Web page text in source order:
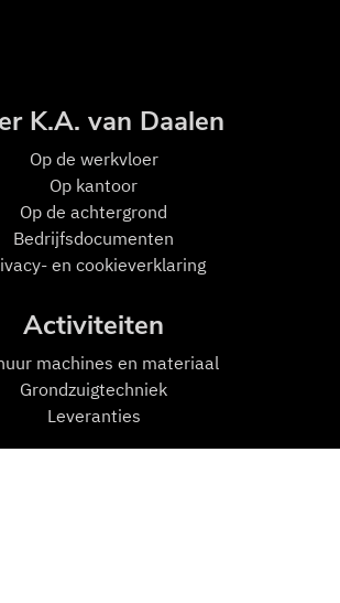
K.A. van Daalen
Op de werkvloer
Op kantoor
Op de achtergrond
Bedrijfsdocumenten
en cookieverklaring
Activiteiten
machines en materiaal
Grondzuigtechniek
Leveranties